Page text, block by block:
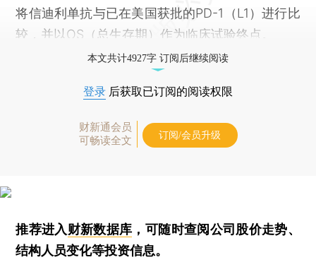
将信迪利单抗与已在美国获批的PD-1（L1）进行比
较，并以OS（总生存期）作为临床试验终点。
本文共计4927字 订阅后继续阅读
登录 后获取已订阅的阅读权限
财新通会员
可畅读全文
订阅/会员升级
推荐进入财新数据库 ，可随时查阅公司股价走势、
结构人员变化等投资信息。